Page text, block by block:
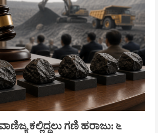
ಕಲ್ಲಿದ್ದಲು ಗಣಿ ಹರಾಜು: ೬